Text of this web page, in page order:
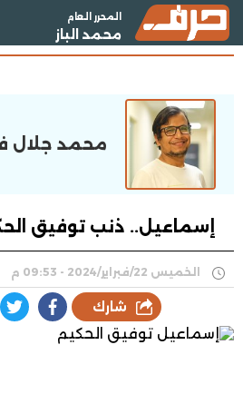
المحرر العام
محمد الباز
محمد جلال
إسماعيل.. ذنب توفيق
الخميس 22/فبراير/2024 - 09:53 م
شارك